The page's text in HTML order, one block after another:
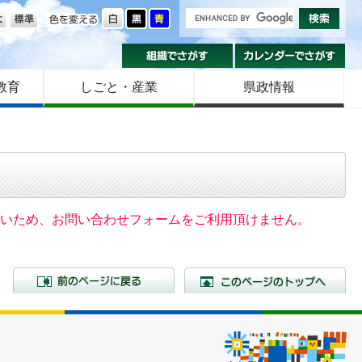
色を変える
大きさ
組織でさがす
育 しごと・産業 県政情報
ため、お問い合わせフォームをご利用頂けません。
前のページに戻る